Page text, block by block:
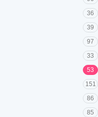
36
39
97
33
53
151
86
85